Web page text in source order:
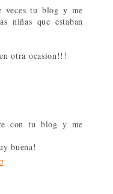
veces tu blog y me
niñas que estaban
otra ocasion!!!
con tu blog y me
buena!